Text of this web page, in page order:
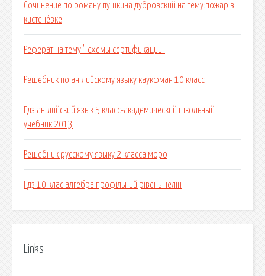
Сочинение по роману пушкина дубровский на тему:пожар в
кистенёвке
Реферат на тему:" схемы сертификации"
Решебник по английскому языку каукфман 10 класс
Гдз английский язык 5 класс-академический школьный
учебник 2013
Решебник русскому языку 2 класса моро
Гдз 10 клас алгебра профільний рівень нелін
Links